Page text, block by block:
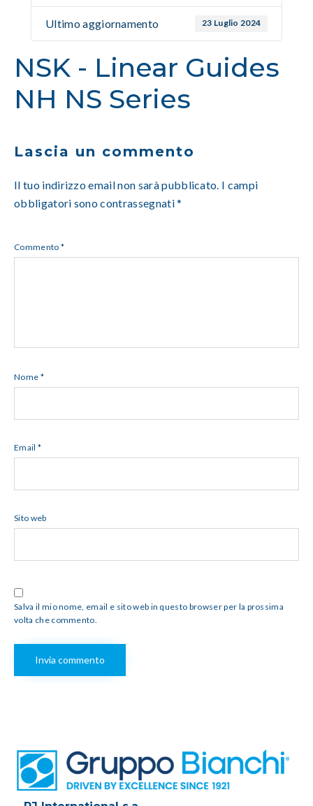
Ultimo aggiornamento 23 Luglio 2024
NSK - Linear Guides
NH NS Series
Lascia un commento
Il tuo indirizzo email non sarà pubblicato. I campi
obbligatori sono contrassegnati*
Commento *
Nome *
Email *
Sito web
Salva il mio nome, email e sito web in questo browser per la prossima
volta che commento.